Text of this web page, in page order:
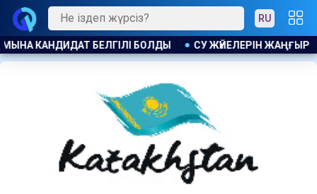
RU
ЖАҢҒЫРТУҒА 1,4 МЛРД ТЕҢГЕ БӨЛІНДІ АҚ ЖОЛ